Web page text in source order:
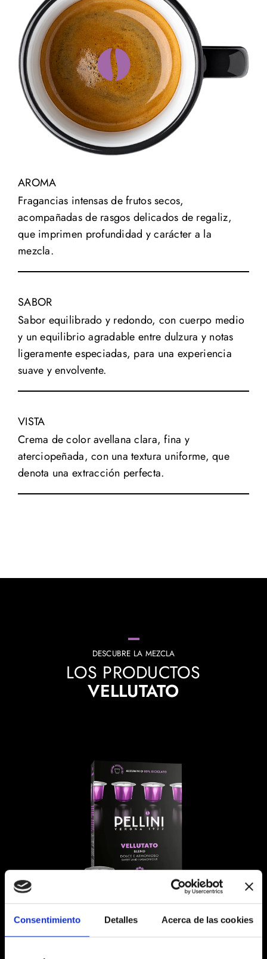
Consentimiento Detalles Acerca de las cookies
AROMA
Fragancias intensas de frutos secos,
acompañadas de rasgos delicados de regaliz,
que imprimen profundidad y carácter a la
mezcla.
SABOR
Sabor equilibrado y redondo, con cuerpo medio
y un equilibrio agradable entre dulzura y notas
ligeramente especiadas, para una experiencia
suave y envolvente.
VISTA
Crema de color avellana clara, fina y
aterciopeñada, con una textura uniforme, que
denota una extracción perfecta.
DESCUBRE LA MEZCLA
LOS PRODUCTOS
VELLUTATO